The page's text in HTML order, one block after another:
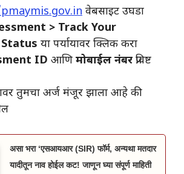
वेबसाइट उघडा
> Track Your
या पर्यायावर क्लिक करा
ID आणि मोबाईल नंबर प्रविष्ट
तुमचा अर्ज मंजूर झाला आहे की
असा भरा ‘एसआयआर (SIR) फॉर्म, अन्यथा मतदार
यादीतून नाव होईल कट! जाणून घ्या संपूर्ण माहिती